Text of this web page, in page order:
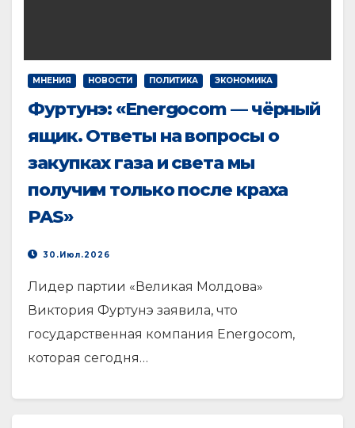
МНЕНИЯ НОВОСТИ ПОЛИТИКА ЭКОНОМИКА
Фуртунэ: «Energocom — чёрный
ящик. Ответы на вопросы о
закупках газа и света мы
получим только после краха
PAS»
30.Июл.2026
Лидер партии «Великая Молдова»
Виктория Фуртунэ заявила, что
государственная компания Energocom,
которая сегодня…